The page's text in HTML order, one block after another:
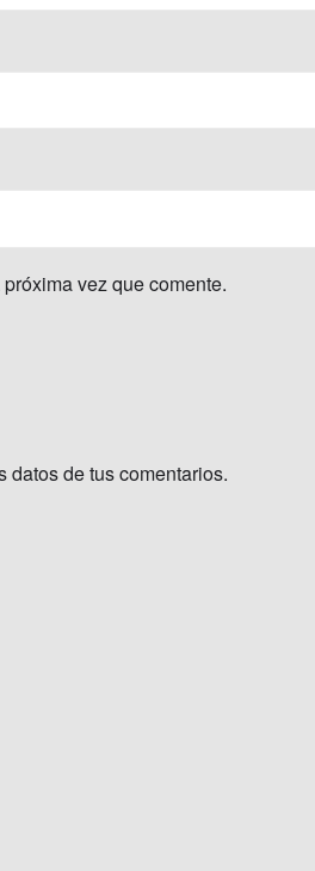
vez que comente.
datos de tus comentarios.